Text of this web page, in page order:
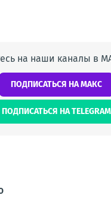
на наши каналы в
ПОДПИСАТЬСЯ НА МАКС
ПОДПИСАТЬСЯ НА TELEGRAM